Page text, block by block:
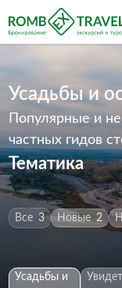
Усадьбы и
Популярные и
частных гидов
Тематика
Все 3 Новые 2
Усадьбы и